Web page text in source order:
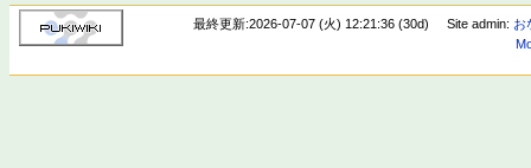
最終更新:2026-07-07 (火) 12:21:36 (30d) Site admin: お